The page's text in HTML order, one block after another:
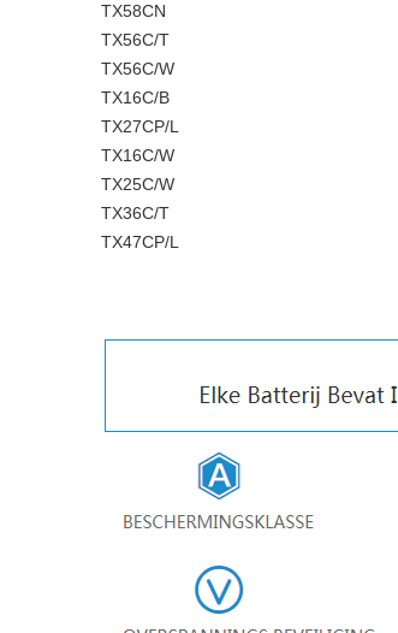
TX58CN
TX56C/T
TX56C/W
TX16C/B
TX27CP/L
TX16C/W
TX25C/W
TX36C/T
TX47CP/L